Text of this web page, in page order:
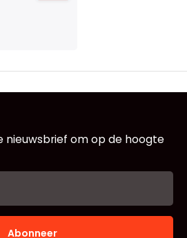
nieuwsbrief om op de hoogte
Abonneer